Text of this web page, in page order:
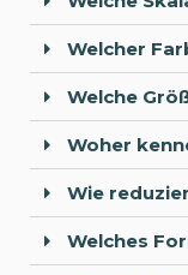
Welcher
Welche
Woher
Wie
Welches